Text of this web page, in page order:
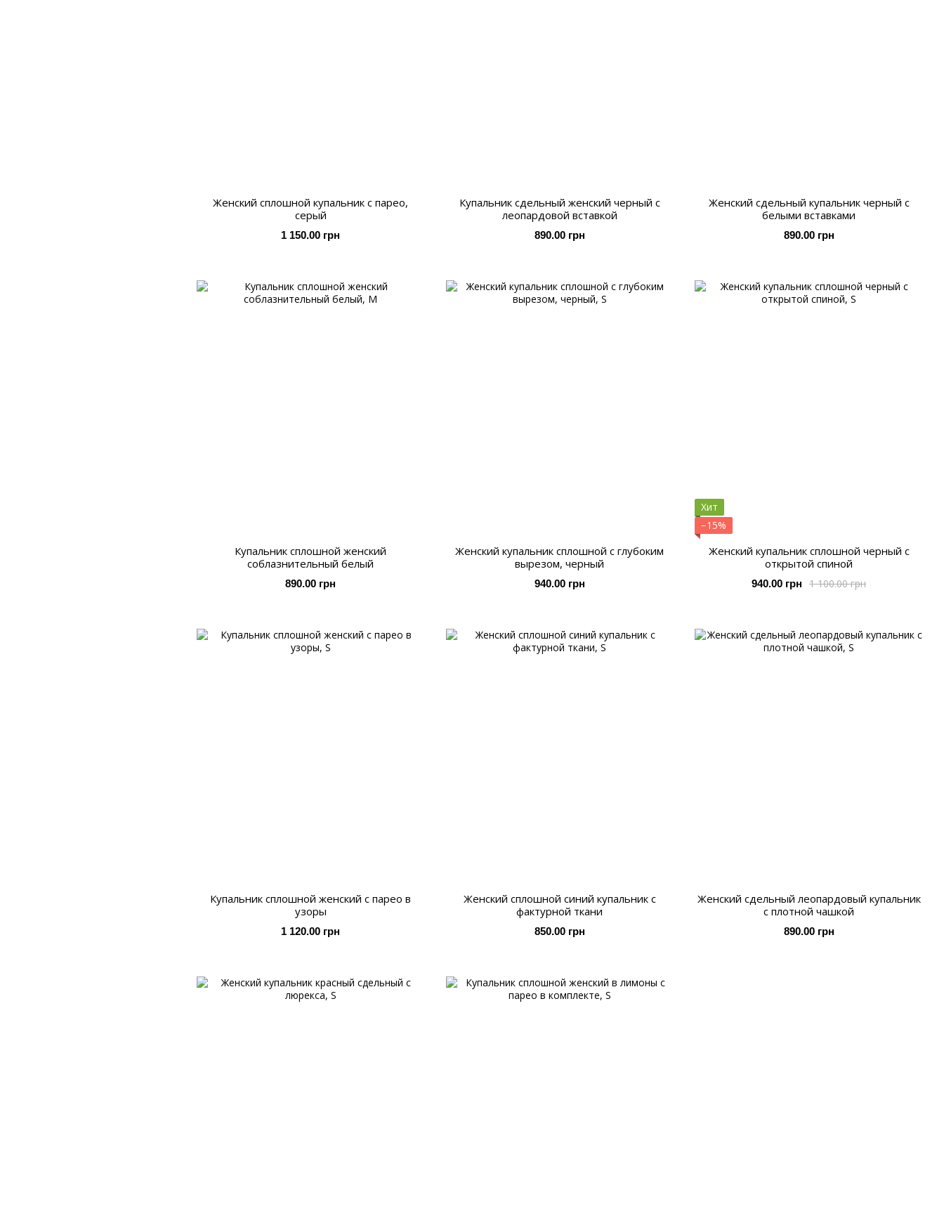
Женский сплошной купальник с парео,
серый
1 150.00 грн
Купальник сдельный женский черный с
леопардовой вставкой
890.00 грн
Женский сдельный купальник черный с
белыми вставками
890.00 грн
Купальник сплошной женский
соблазнительный белый
890.00 грн
Женский купальник сплошной с глубоким
вырезом, черный
940.00 грн
Хит
−15%
Женский купальник сплошной черный с
открытой спиной
1 100.00 грн
940.00 грн
Купальник сплошной женский с парео в
узоры
1 120.00 грн
Женский сплошной синий купальник с
фактурной ткани
850.00 грн
Женский сдельный леопардовый купальник
с плотной чашкой
890.00 грн